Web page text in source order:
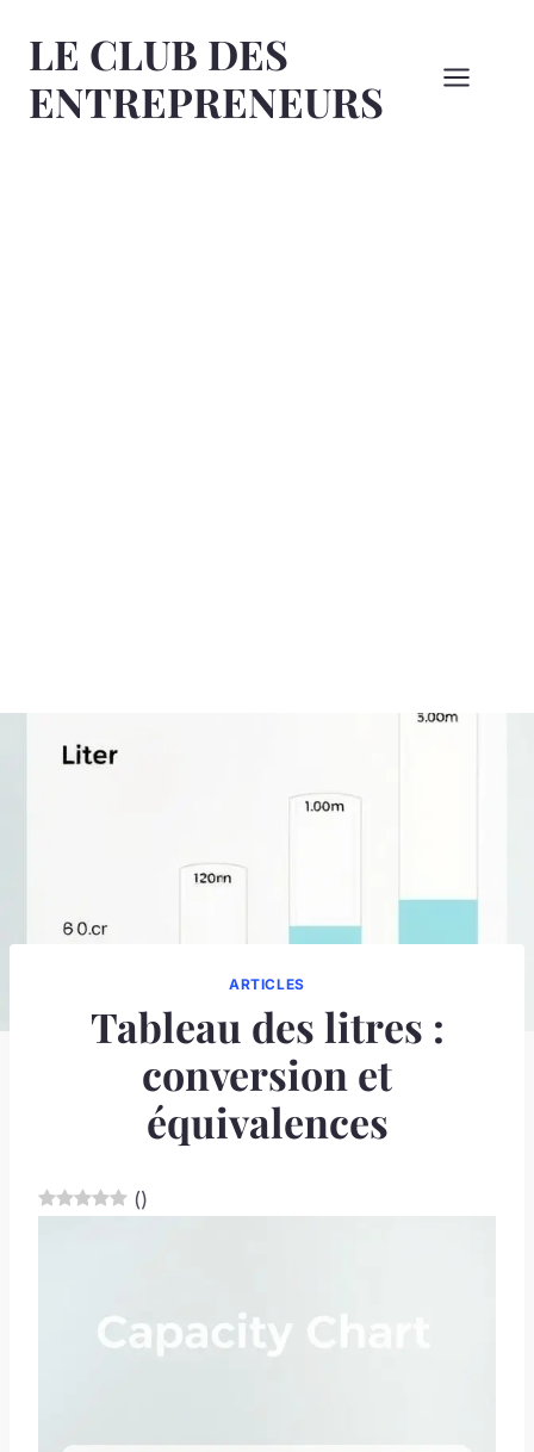
LE CLUB DES
ENTREPRENEURS
ARTICLES
Tableau des litres :
conversion et
équivalences
()